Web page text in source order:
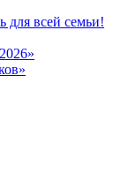
для всей семьи!